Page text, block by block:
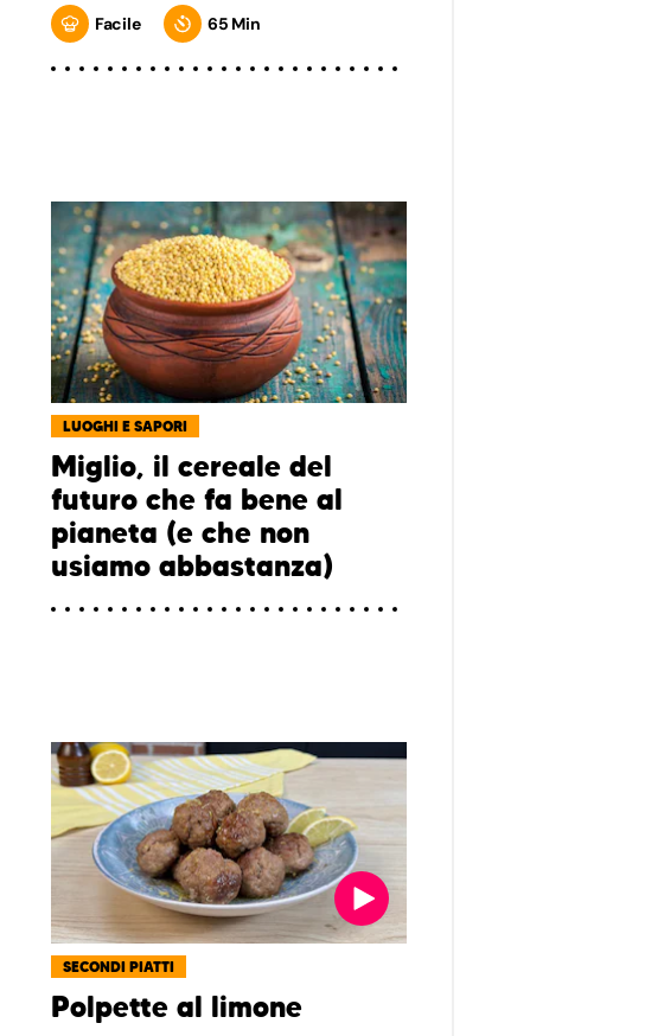
Facile 65 Min
LUOGHI E SAPORI
Miglio, il cereale del
futuro che fa bene al
pianeta (e che non
usiamo abbastanza)
SECONDI PIATTI
Polpette al limone